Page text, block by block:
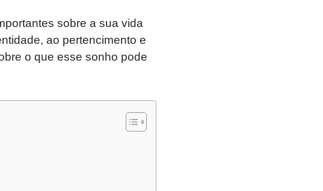
sobre a sua vida
ao pertencimento e
o que esse sonho pode